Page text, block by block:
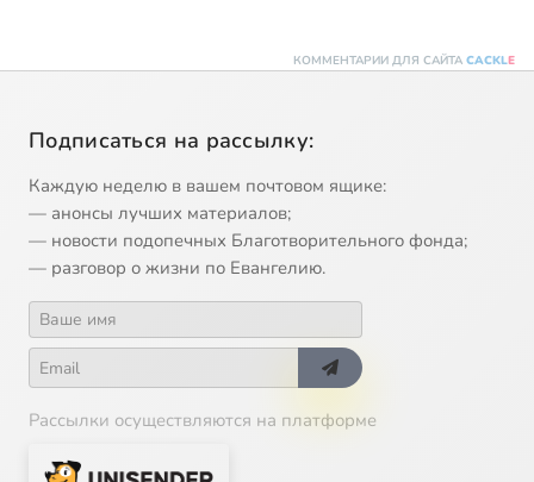
КОММЕНТАРИИ ДЛЯ САЙТА CACKLE
Подписаться на рассылку:
Каждую неделю в вашем почтовом ящике:
— анонсы лучших материалов;
— новости подопечных Благотворительного фонда;
— разговор о жизни по Евангелию.
Рассылки осуществляются на платформе